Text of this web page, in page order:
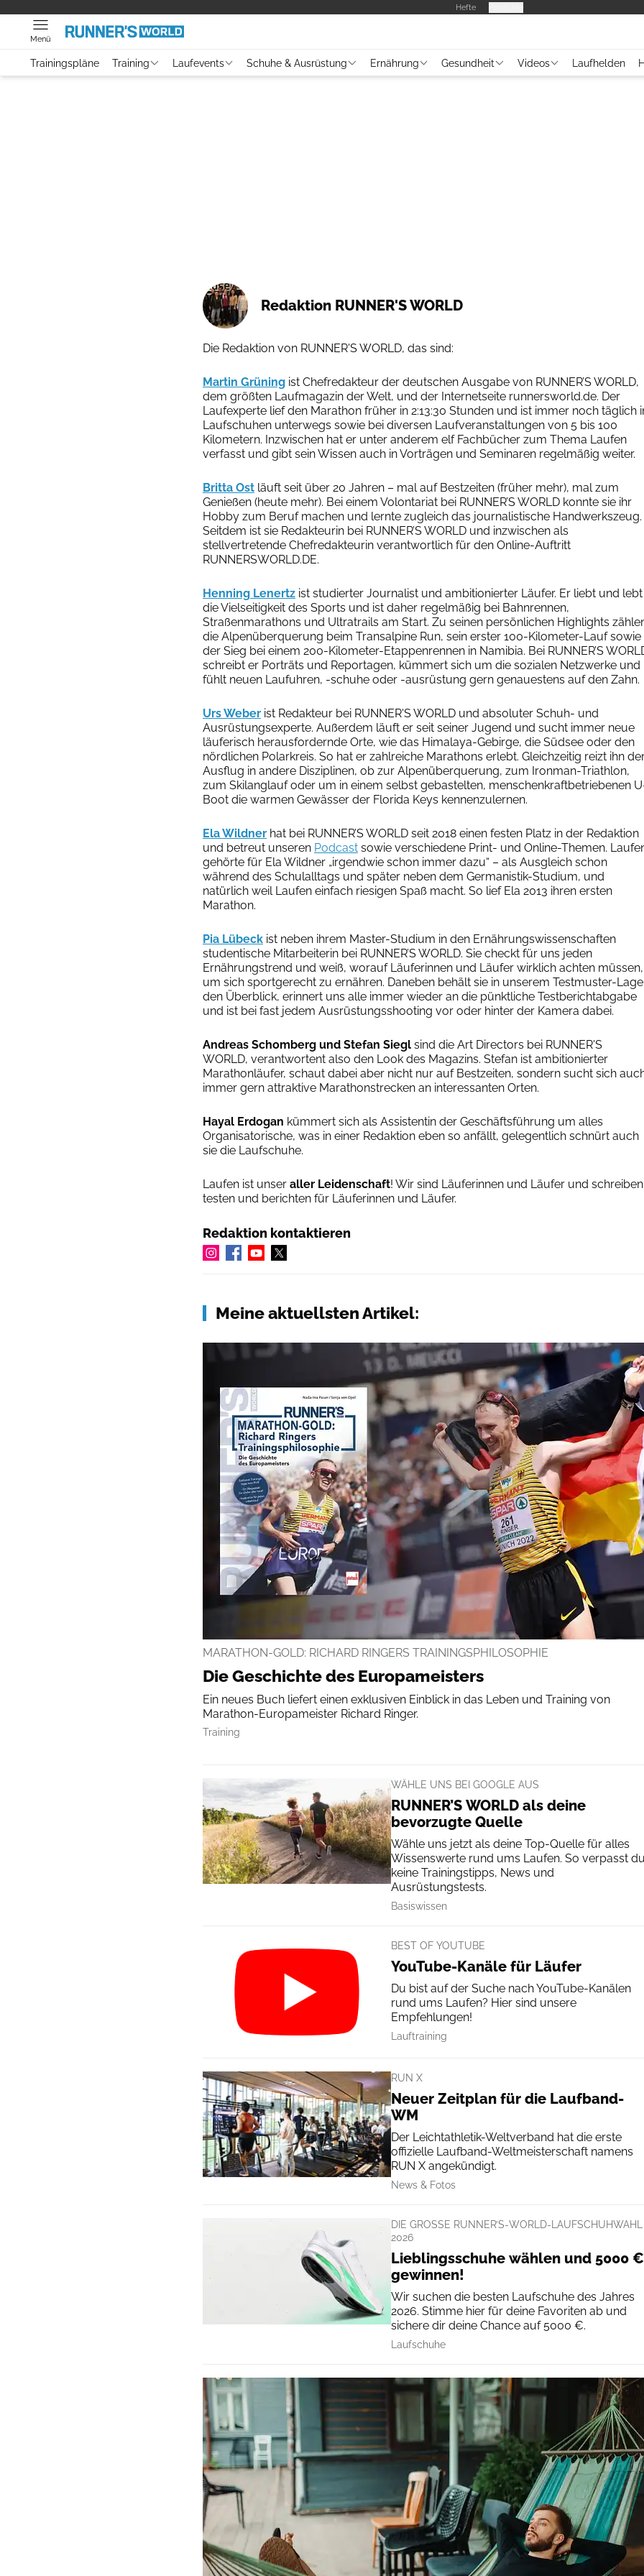
Hefte
Menü
Trainingspläne Training Laufevents Schuhe & Ausrüstung Ernährung Gesundheit Videos Laufhelden
Redaktion RUNNER'S WORLD
Die Redaktion von RUNNER'S WORLD, das sind:
Martin Grüning ist Chefredakteur der deutschen Ausgabe von RUNNER’S WORLD,
dem größten Laufmagazin der Welt, und der Internetseite runnersworld.de. Der
Laufexperte lief den Marathon früher in 2:13:30 Stunden und ist immer noch täglich
Laufschuhen unterwegs sowie bei diversen Laufveranstaltungen von 5 bis 100
Kilometern. Inzwischen hat er unter anderem elf Fachbücher zum Thema Laufen
verfasst und gibt sein Wissen auch in Vorträgen und Seminaren regelmäßig weiter.
Britta Ost läuft seit über 20 Jahren – mal auf Bestzeiten (früher mehr), mal zum
Genießen (heute mehr). Bei einem Volontariat bei RUNNER’S WORLD konnte sie ihr
Hobby zum Beruf machen und lernte zugleich das journalistische Handwerkszeug.
Seitdem ist sie Redakteurin bei RUNNER’S WORLD und inzwischen als
stellvertretende Chefredakteurin verantwortlich für den Online-Auftritt
RUNNERSWORLD.DE.
Henning Lenertz ist studierter Journalist und ambitionierter Läufer. Er liebt und lebt
die Vielseitigkeit des Sports und ist daher regelmäßig bei Bahnrennen,
Straßenmarathons und Ultratrails am Start. Zu seinen persönlichen Highlights
die Alpenüberquerung beim Transalpine Run, sein erster 100-Kilometer-Lauf sowie
der Sieg bei einem 200-Kilometer-Etappenrennen in Namibia. Bei RUNNER’S
schreibt er Porträts und Reportagen, kümmert sich um die sozialen Netzwerke und
fühlt neuen Laufuhren, -schuhe oder -ausrüstung gern genauestens auf den Zahn.
Urs Weber ist Redakteur bei RUNNER'S WORLD und absoluter Schuh- und
Ausrüstungsexperte. Außerdem läuft er seit seiner Jugend und sucht immer neue
läuferisch herausfordernde Orte, wie das Himalaya-Gebirge, die Südsee oder den
nördlichen Polarkreis. So hat er zahlreiche Marathons erlebt. Gleichzeitig reizt ihn
Ausflug in andere Disziplinen, ob zur Alpenüberquerung, zum Ironman-Triathlon,
zum Skilanglauf oder um in einem selbst gebastelten, menschenkraftbetriebenen
Boot die warmen Gewässer der Florida Keys kennenzulernen.
Ela Wildner hat bei RUNNER’S WORLD seit 2018 einen festen Platz in der Redaktion
und betreut unseren Podcast sowie verschiedene Print- und Online-Themen.
gehörte für Ela Wildner „irgendwie schon immer dazu“ – als Ausgleich schon
während des Schulalltags und später neben dem Germanistik-Studium, und
natürlich weil Laufen einfach riesigen Spaß macht. So lief Ela 2013 ihren ersten
Marathon.
Pia Lübeck ist neben ihrem Master-Studium in den Ernährungswissenschaften
studentische Mitarbeiterin bei RUNNER’S WORLD. Sie checkt für uns jeden
Ernährungstrend und weiß, worauf Läuferinnen und Läufer wirklich achten müssen,
um sich sportgerecht zu ernähren. Daneben behält sie in unserem Testmuster-
den Überblick, erinnert uns alle immer wieder an die pünktliche Testberichtabgabe
und ist bei fast jedem Ausrüstungsshooting vor oder hinter der Kamera dabei.
Andreas Schomberg und Stefan Siegl sind die Art Directors bei RUNNER'S
WORLD, verantwortent also den Look des Magazins. Stefan ist ambitionierter
Marathonläufer, schaut dabei aber nicht nur auf Bestzeiten, sondern sucht sich
immer gern attraktive Marathonstrecken an interessanten Orten.
Hayal Erdogan kümmert sich als Assistentin der Geschäftsführung um alles
Organisatorische, was in einer Redaktion eben so anfällt, gelegentlich schnürt auch
sie die Laufschuhe.
Laufen ist unser aller Leidenschaft! Wir sind Läuferinnen und Läufer und
testen und berichten für Läuferinnen und Läufer.
Redaktion kontaktieren
Meine aktuellsten Artikel:
MARATHON-GOLD: RICHARD RINGERS TRAININGSPHILOSOPHIE
Die Geschichte des Europameisters
Ein neues Buch liefert einen exklusiven Einblick in das Leben und Training von
Marathon-Europameister Richard Ringer.
Training
WÄHLE UNS BEI GOOGLE AUS
RUNNER’S WORLD als deine
bevorzugte Quelle
Wähle uns jetzt als deine Top-Quelle für alles
Wissenswerte rund ums Laufen. So verpasst
keine Trainingstipps, News und
Ausrüstungstests.
Basiswissen
BEST OF YOUTUBE
YouTube-Kanäle für Läufer
Du bist auf der Suche nach YouTube-Kanälen
rund ums Laufen? Hier sind unsere
Empfehlungen!
Lauftraining
RUN X
Neuer Zeitplan für die Laufband-
WM
Der Leichtathletik-Weltverband hat die erste
offizielle Laufband-Weltmeisterschaft namens
RUN X angekündigt.
News & Fotos
DIE GROSSE RUNNER’S-WORLD-LAUFSCHUHWAHL 2
026
Lieblingsschuhe wählen und 5000 €
gewinnen!
Wir suchen die besten Laufschuhe des Jahres
2026. Stimme hier für deine Favoriten ab und
sichere dir deine Chance auf 5000 €.
Laufschuhe